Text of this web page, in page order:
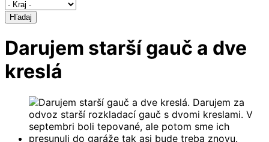
Hľadaj
Darujem starší gauč a dve
kreslá